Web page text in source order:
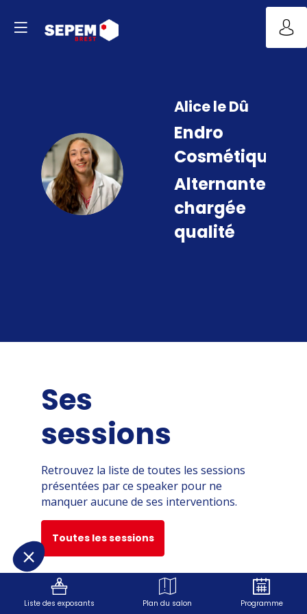
ALD
Alicele Dû
Endro
Cosmétiques
Alternante
chargée
qualité
Ses
sessions
Retrouvez la liste de toutes les sessions
présentées par ce speaker pour ne
manquer aucune de ses interventions.
Toutes les sessions
Liste des exposants Plan du salon Programme